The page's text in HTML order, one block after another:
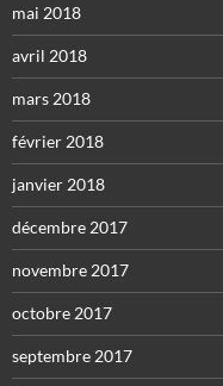
mai 2018
avril 2018
mars 2018
février 2018
janvier 2018
décembre 2017
novembre 2017
octobre 2017
septembre 2017